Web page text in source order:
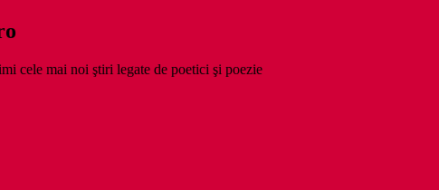
cele mai noi ştiri legate de poetici şi poezie